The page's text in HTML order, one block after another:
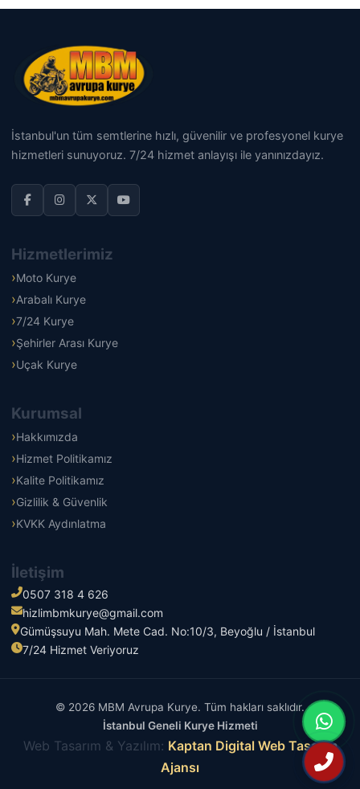
İstanbul'un tüm semtlerine hızlı, güvenilir ve profesyonel kurye
hizmetleri sunuyoruz. 7/24 hizmet anlayışı ile yanınızdayız.
Hizmetlerimiz
Moto Kurye
Arabalı Kurye
7/24 Kurye
Şehirler Arası Kurye
Uçak Kurye
Kurumsal
Hakkımızda
Hizmet Politikamız
Kalite Politikamız
Gizlilik & Güvenlik
KVKK Aydınlatma
İletişim
0507 318 4 626
hizlimbmkurye@gmail.com
Gümüşsuyu Mah. Mete Cad. No:10/3, Beyoğlu / İstanbul
7/24 Hizmet Veriyoruz
© 2026 MBM Avrupa Kurye. Tüm hakları saklıdır.
İstanbul Geneli Kurye Hizmeti
Web Tasarım & Yazılım: Kaptan Digital Web Tasarım
Ajansı